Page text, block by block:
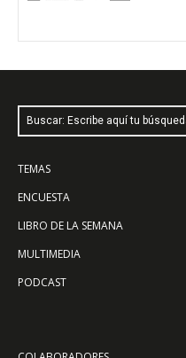
Buscar: Escribe aquí tu
TEMAS
ENCUESTA
LIBRO DE LA SEMANA
MULTIMEDIA
PODCAST